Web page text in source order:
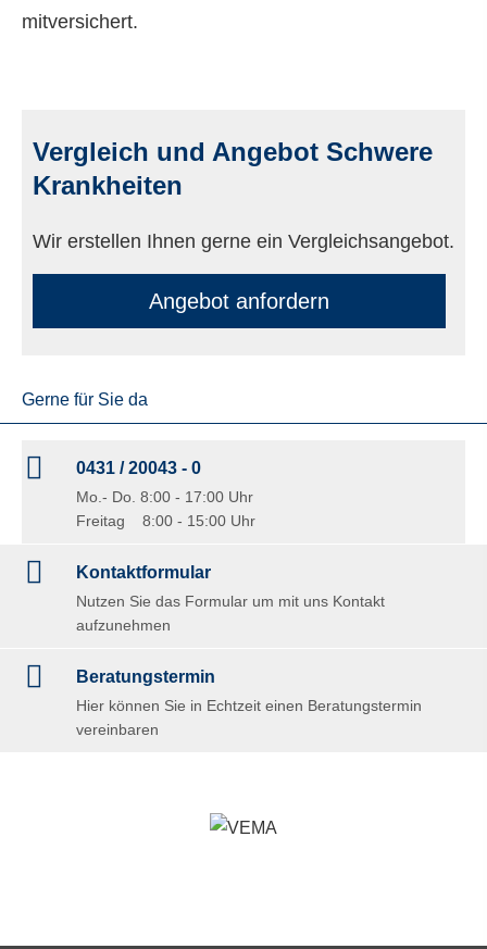
mitversichert.
Vergleich und Angebot Schwe­re
Krank­hei­ten
Wir erstellen Ihnen gerne ein Vergleichsangebot.
An­ge­bot an­for­dern
Gerne für Sie da
0431 / 20043 - 0
Mo.- Do. 8:00 - 17:00 Uhr
Freitag 8:00 - 15:00 Uhr
Kontaktformular
Nutzen Sie das Formular um mit uns Kontakt
aufzunehmen
Beratungstermin
Hier können Sie in Echtzeit einen Beratungstermin
vereinbaren